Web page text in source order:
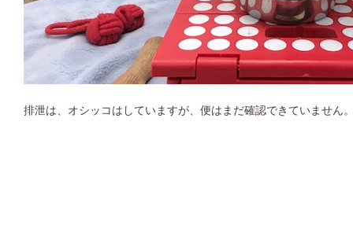
排泄は、オシッコはしていますが、便はまだ確認できていません